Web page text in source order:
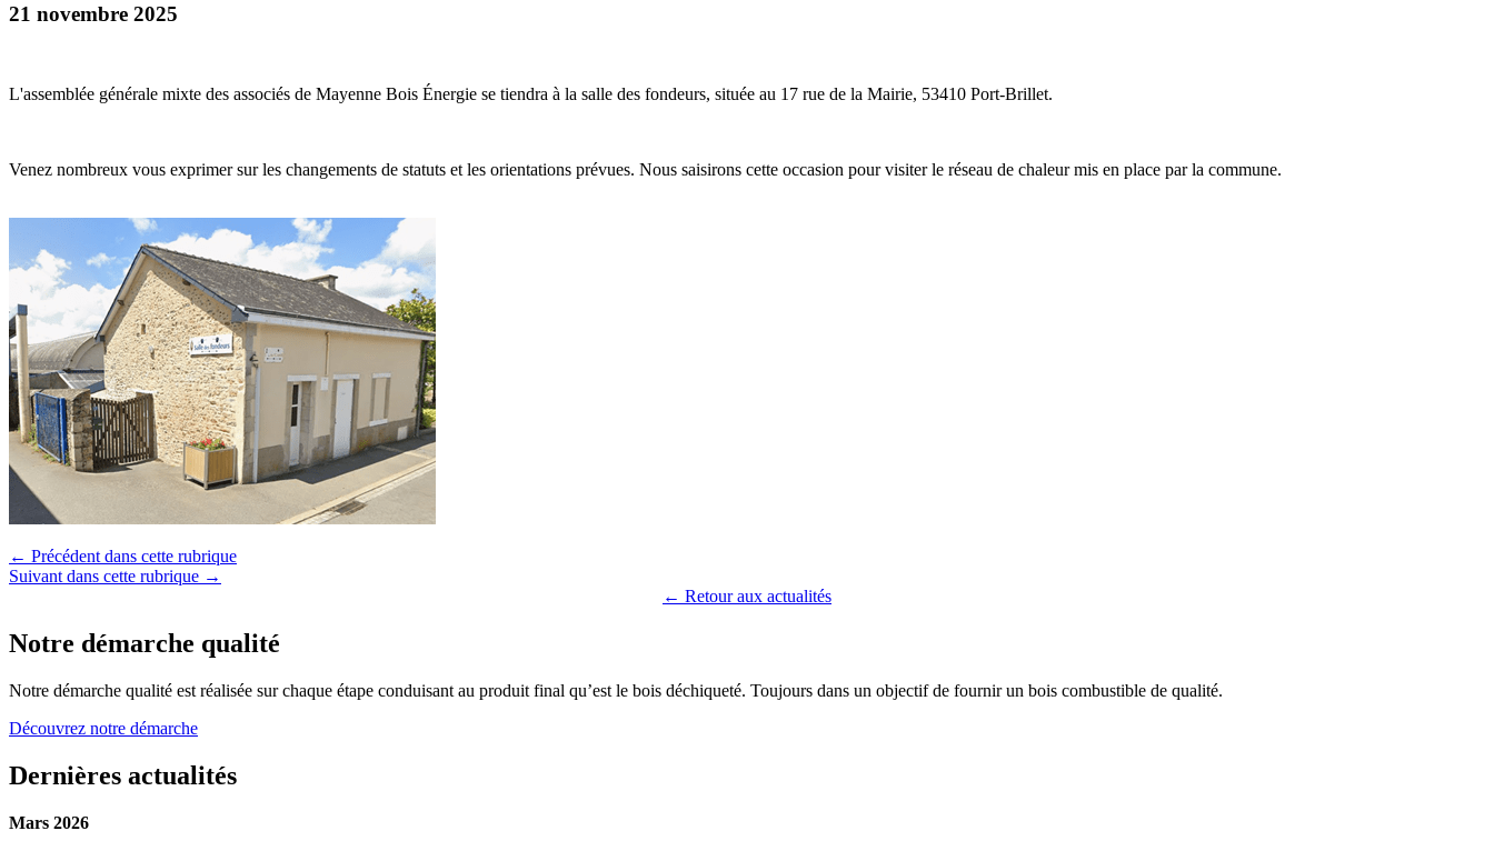
21 novembre 2025
L'assemblée générale mixte des associés de Mayenne Bois Énergie se tiendra à la salle des fondeurs, située au 17 rue de la Mairie, 53410 Port-Brillet.
Venez nombreux vous exprimer sur les changements de statuts et les orientations prévues. Nous saisirons cette occasion pour visiter le réseau de chaleur mis en place par la commune.
← Précédent dans cette rubrique
Suivant dans cette rubrique →
← Retour aux actualités
Notre démarche qualité
Notre démarche qualité est réalisée sur chaque étape conduisant au produit final qu’est le bois déchiqueté. Toujours dans un objectif de fournir un bois combustible de qualité.
Découvrez notre démarche
Dernières actualités
Mars 2026